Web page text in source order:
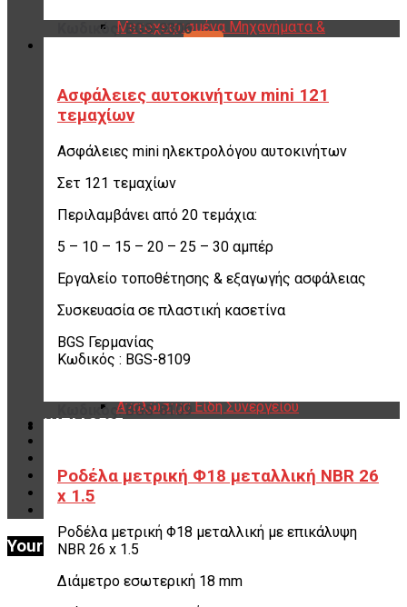
Κωδικός: BGS-9306
Ασφάλειες αυτοκινήτων mini 121
τεμαχίων
Ασφάλειες mini ηλεκτρολόγου αυτοκινήτων
Σετ 121 τεμαχίων
Περιλαμβάνει από 20 τεμάχια:
5 – 10 – 15 – 20 – 25 – 30 αμπέρ
Εργαλείο τοποθέτησης & εξαγωγής ασφάλειας
Συσκευασία σε πλαστική κασετίνα
BGS Γερμανίας
Κωδικός : BGS-8109
Κωδικός: BGS-8109
Ροδέλα μετρική Φ18 μεταλλική NBR 26
x 1.5
Ροδέλα μετρική Φ18 μεταλλική με επικάλυψη
NBR 26 x 1.5
Διάμετρο εσωτερική 18 mm
Μεταχειρισμένα Μηχανήματα &
Καρυδάκια
Αερόμετρα & Είδη φουσκώματος
Μεταφορείς Ελαστικών
Γρύλοι
Γερανάκια – Σασμανόγρυλοι
Εργαλεία για μοτοσικλέτα
αμορτισέρ – Εξωλκείς
Λαδιέρες – Βαλβολινιέρες – Γρασαδόροι
Πάγκοι – Εργαλειοφόροι – Εργαλειοθήκες
Εξοπλισμός Συνεργείου & Βουλκανιζατερ
Λεβιέδες – Σταυροί
Εργαλεία Χειρός
Εργαλεία φρένων
Αναλώσιμα Είδη Συνεργείου
ΚΑΤΑΛΟΓΟΣ
ΕΠΙΚΟΙΝΩΝΙΑ
B2B
Your Cart